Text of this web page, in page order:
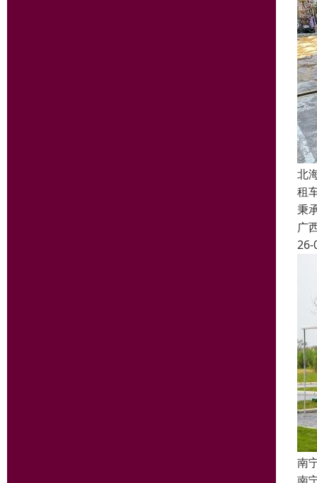
北
租
秉
广
26-
南